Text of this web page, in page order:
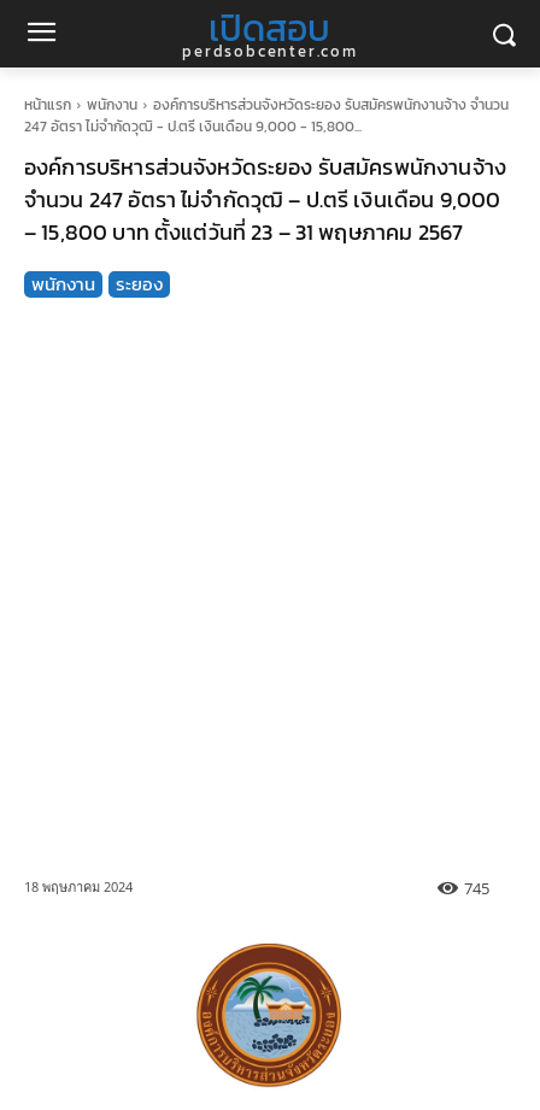
เปิดสอบ
perdsobcenter.com
หน้าแรก พนักงาน
องค์การบริหารส่วนจังหวัดระยอง รับสมัครพนักงานจ้าง จำนวน
247 อัตรา ไม่จำกัดวุฒิ - ป.ตรี เงินเดือน 9,000 - 15,800...
องค์การบริหารส่วนจังหวัดระยอง รับสมัครพนักงานจ้าง
จำนวน 247 อัตรา ไม่จำกัดวุฒิ – ป.ตรี เงินเดือน 9,000
– 15,800 บาท ตั้งแต่วันที่ 23 – 31 พฤษภาคม 2567
พนักงาน ระยอง
18 พฤษภาคม 2024 745